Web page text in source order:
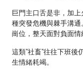
巨門主口舌是非，加
種突發危機與棘手溝
崗位，整天面對負面情
這類"社畜"往往下班後
生情緒耗竭。